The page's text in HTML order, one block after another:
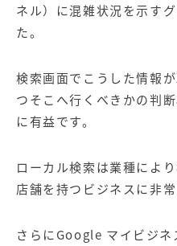
ネル）に混雑状況を示す
た。
検索画面でこうした情報
つそこへ行くべきかの判
に有益です。
ローカル検索は業種によ
店舗を持つビジネスに非常
さらにGoogle マイビジ